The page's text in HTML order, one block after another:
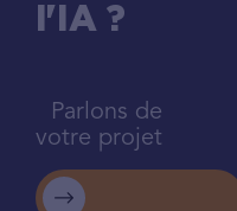
l'IA ?
Parlons de
votre projet